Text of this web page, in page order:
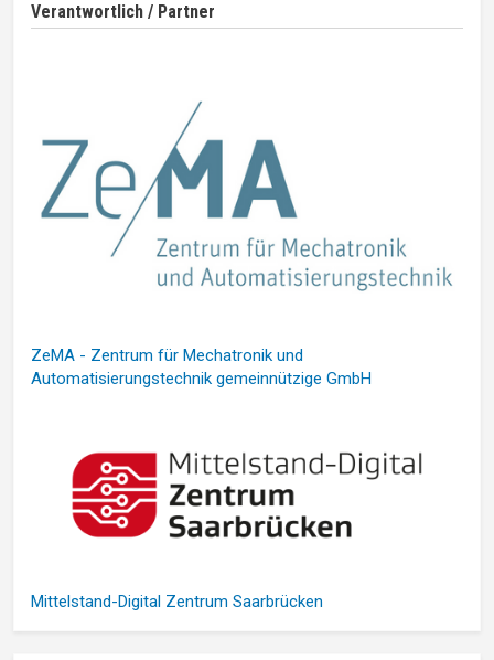
Verantwortlich / Partner
ZeMA - Zentrum für Mechatronik und
Automatisierungstechnik gemeinnützige GmbH
Mittelstand-Digital Zentrum Saarbrücken